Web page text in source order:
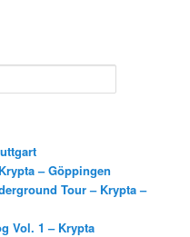
– Göppingen
Tour – Krypta –
Vol. 1 – Krypta